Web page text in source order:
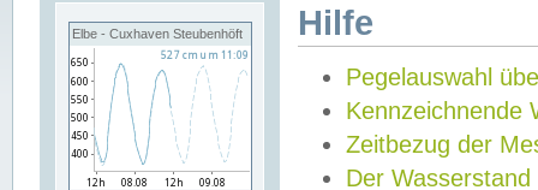
Elbe - Cuxhaven Steubenhöft Hilfe
Pegelauswahl
Kennzeichnende
Zeitbezug der
Der Wasserstand